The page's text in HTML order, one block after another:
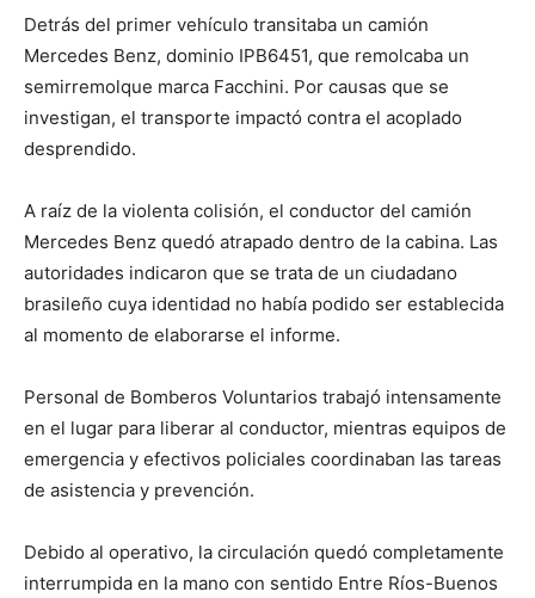
Detrás del primer vehículo transitaba un camión
Mercedes Benz, dominio IPB6451, que remolcaba un
semirremolque marca Facchini. Por causas que se
investigan, el transporte impactó contra el acoplado
desprendido.
A raíz de la violenta colisión, el conductor del camión
Mercedes Benz quedó atrapado dentro de la cabina. Las
autoridades indicaron que se trata de un ciudadano
brasileño cuya identidad no había podido ser establecida
al momento de elaborarse el informe.
Personal de Bomberos Voluntarios trabajó intensamente
en el lugar para liberar al conductor, mientras equipos de
emergencia y efectivos policiales coordinaban las tareas
de asistencia y prevención.
Debido al operativo, la circulación quedó completamente
interrumpida en la mano con sentido Entre Ríos-Buenos